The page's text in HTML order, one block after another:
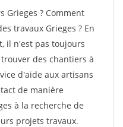
Grieges ? Comment
travaux Grieges ? En
il n'est pas toujours
des chantiers à
d'aide aux artisans
de manière
à la recherche de
projets travaux.